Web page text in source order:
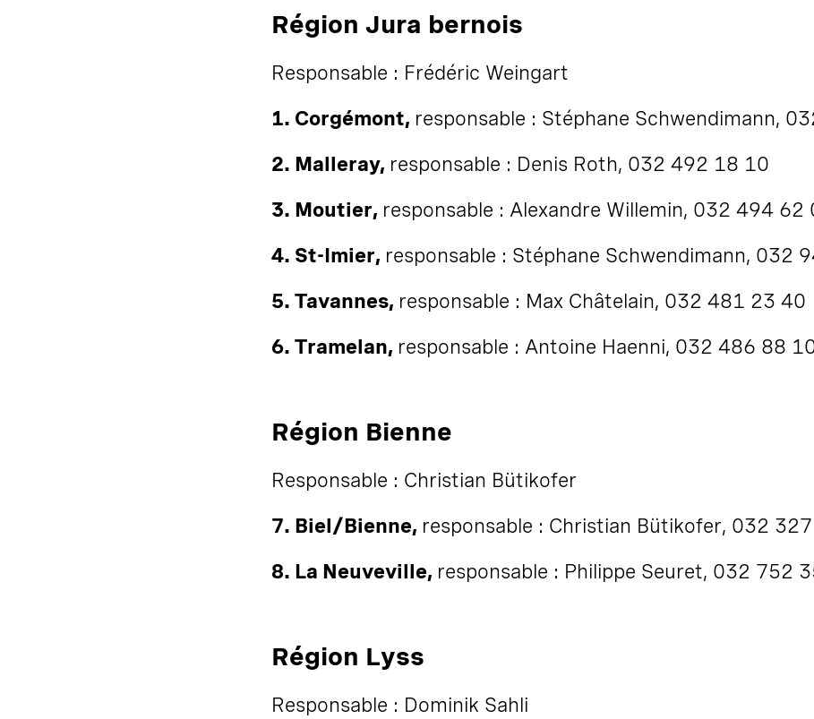
Région Jura bernois
Responsable : Frédéric Weingart
1. Corgémont, responsable : Stéphane Schwendimann,
2. Malleray, responsable : Denis Roth, 032 492 18 10
3. Moutier, responsable : Alexandre Willemin, 032 494 62
4. St-Imier, responsable : Stéphane Schwendimann, 032
5. Tavannes, responsable : Max Châtelain, 032 481 23 40
6. Tramelan, responsable : Antoine Haenni, 032 486 88
Région Bienne
Responsable : Christian Bütikofer
7. Biel/Bienne, responsable : Christian Bütikofer, 032
8. La Neuveville, responsable : Philippe Seuret, 032 752
Région Lyss
Responsable : Dominik Sahli